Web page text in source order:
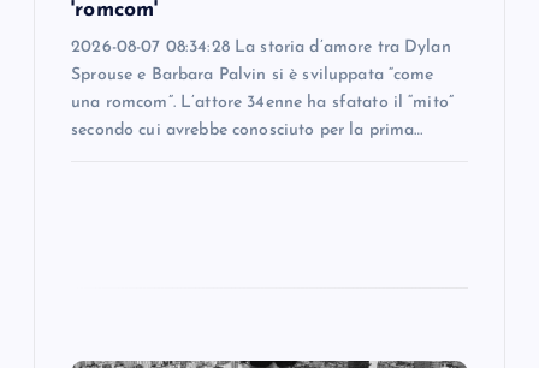
'romcom'
2026-08-07 08:34:28 La storia d’amore tra Dylan
Sprouse e Barbara Palvin si è sviluppata “come
una romcom”. L’attore 34enne ha sfatato il “mito”
secondo cui avrebbe conosciuto per la prima…